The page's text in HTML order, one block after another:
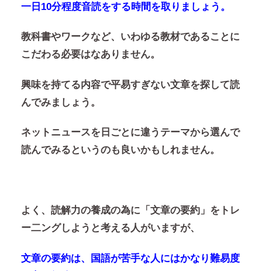
一日10分程度音読をする時間を取りましょう。
教科書やワークなど、いわゆる教材であることに
こだわる必要はなありません。
興味を持てる内容で平易すぎない文章を探して読
んでみましょう。
ネットニュースを日ごとに違うテーマから選んで
読んでみるというのも良いかもしれません。
よく、読解力の養成の為に「文章の要約」をトレ
ー二ングしようと考える人がいますが、
文章の要約は、国語が苦手な人にはかなり難易度